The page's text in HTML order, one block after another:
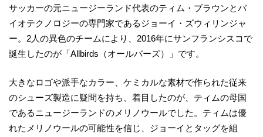
サッカーの元ニュージーランド代表のティム・ブラウンとバ
イオテクノロジーの専門家であるジョーイ・ズウィリンジャ
ー。2人の異色のチームにより、2016年にサンフランシスコで
誕生したのが「Allbirds（オールバーズ）」です。
大きなロゴや派手なカラー、ケミカルな素材で作られた従来
のシューズ製造に疑問を持ち、着目したのが、ティムの母国
であるニュージーランドのメリノウールでした。ティムは優
れたメリノウールの可能性を信じ、ジョーイとタッグを組